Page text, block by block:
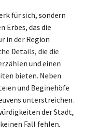
für sich, sondern
Erbes, das die
in der Region
Details, die die
und einen
bieten. Neben
und Beginehöfe
unterstreichen.
der Stadt,
Fall fehlen.